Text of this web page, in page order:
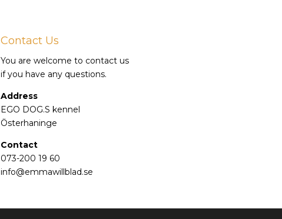
Contact Us
You are welcome to contact us
if you have any questions.
Address
EGO DOG.S kennel
Österhaninge
Contact
073-200 19 60
info@emmawillblad.se